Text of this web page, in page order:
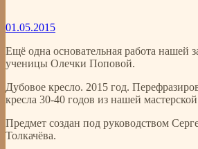
01.05.2015
Ещё одна основательная работа нашей
ученицы Олечки Поповой.
Дубовое кресло. 2015 год.
кресла 30-40 годов из нашей
Предмет создан под руководством
Толкачёва.